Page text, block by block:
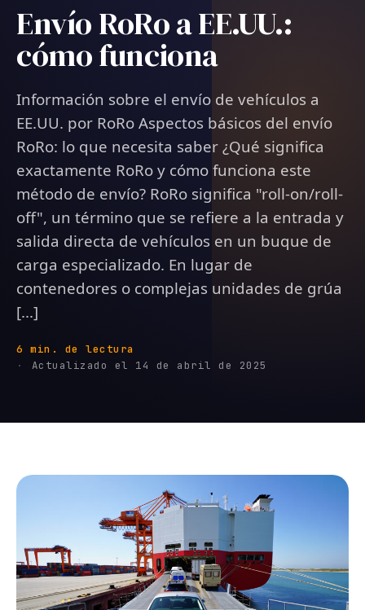
Envío RoRo a EE.UU.:
cómo funciona
Información sobre el envío de vehículos a
EE.UU. por RoRo Aspectos básicos del envío
RoRo: lo que necesita saber ¿Qué significa
exactamente RoRo y cómo funciona este
método de envío? RoRo significa "roll-on/roll-
off", un término que se refiere a la entrada y
salida directa de vehículos en un buque de
carga especializado. En lugar de
contenedores o complejas unidades de grúa
[...]
6 min. de lectura
Actualizado el 14 de abril de 2025